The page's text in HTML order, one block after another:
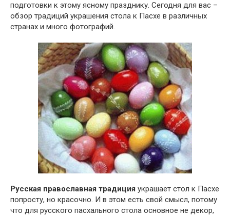
подготовки к этому ясному празднику. Сегодня для вас –
обзор традиций украшения стола к Пасхе в различных
странах и много фотографий.
Русская православная традиция украшает стол к Пасхе
попросту, но красочно. И в этом есть свой смысл, потому
что для русского пасхального стола основное не декор,